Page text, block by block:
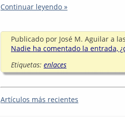
Continuar leyendo »
Publicado por José M. Aguilar a
Nadie ha comentado la entrada,
Etiquetas: enlaces
Artículos más recientes